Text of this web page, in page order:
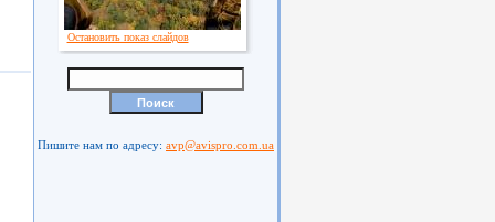
Остановить показ слайдов
Пишите нам по адресу: avp@avispro.com.ua